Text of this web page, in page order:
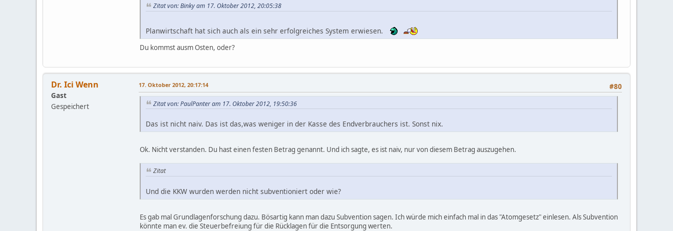
Zitat von: Binky am 17. Oktober 2012, 20:05:38
Planwirtschaft hat sich auch als ein sehr erfolgreiches System erwiesen.
Du kommst ausm Osten, oder?
Dr. Ici Wenn
Gast
Gespeichert
#80
17. Oktober 2012, 20:17:14
Zitat von: PaulPanter am 17. Oktober 2012, 19:50:36
Das ist nicht naiv. Das ist das,was weniger in der Kasse des Endverbrauchers ist. Sonst nix.
Ok. Nicht verstanden. Du hast einen festen Betrag genannt. Und ich sagte, es ist naiv, nur von diesem Betrag auszugehen.
Zitat
Und die KKW wurden werden nicht subventioniert oder wie?
Es gab mal Grundlagenforschung dazu. Bösartig kann man dazu Subvention sagen. Ich würde mich einfach mal in das "Atomgesetz" einlesen. Als Subvention
könnte man ev. die Steuerbefreiung für die Rücklagen für die Entsorgung werten.